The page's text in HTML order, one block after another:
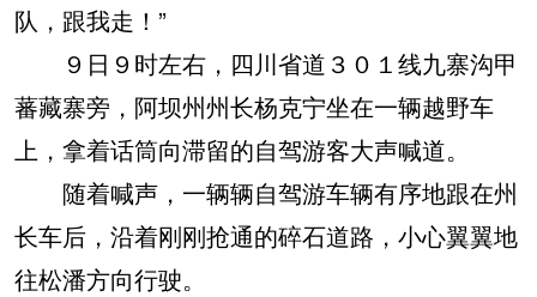
队，跟我走！”
９日９时左右，四川省道３０１线九寨沟甲
蕃藏寨旁，阿坝州州长杨克宁坐在一辆越野车
上，拿着话筒向滞留的自驾游客大声喊道。
随着喊声，一辆辆自驾游车辆有序地跟在州
长车后，沿着刚刚抢通的碎石道路，小心翼翼地
往松潘方向行驶。